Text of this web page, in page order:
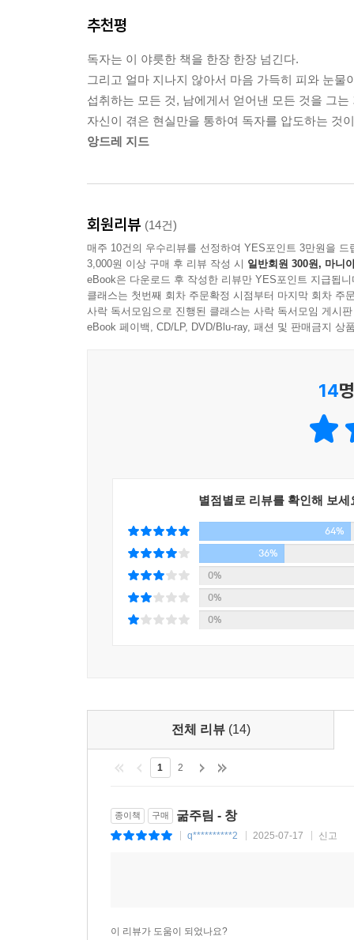
추천평
독자는 이 야릇한 책을 한장 한장 넘긴다.
그리고 얼마 지나지 않아서 마음 가득히 피와 눈물
섭취하는 모든 것, 남에게서 얻어낸 모든 것을 그
자신이 겪은 현실만을 통하여 독자를 압도하는 것
앙드레 지드
회원리뷰 (14건)
매주 10건의 우수리뷰를 선정하여 YES포인트 3만원을 드
3,000원 이상 구매 후 리뷰 작성 시 일반회원 300원, 마니
eBook은 다운로드 후 작성한 리뷰만 YES포인트 지급됩니
클래스는 첫번째 회차 주문확정 시점부터 마지막 회차 주
사락 독서모임으로 진행된 클래스는 사락 독서모임 게시
eBook 페이백, CD/LP, DVD/Blu-ray, 패션 및 판매금지 상
14
별점별로 리뷰를 확인해 보세
64%
36%
0%
0%
0%
전체 리뷰 (14)
1 2
종이책 구매 굶주림 - 창
q**********2 2025-07-17 신고
이 리뷰가 도움이 되었나요?